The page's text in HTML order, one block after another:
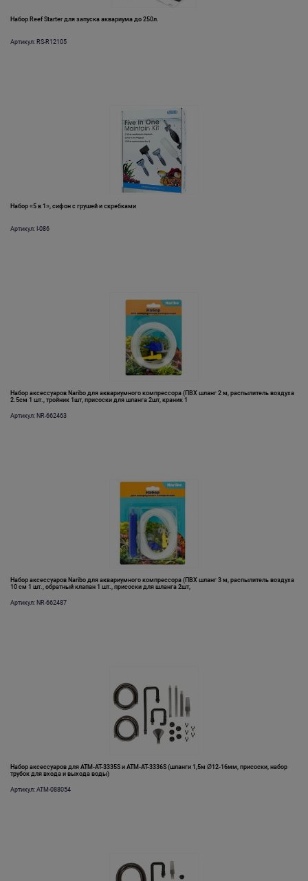
Набор Reef Starter для запуска аквариума до 250л.
Артикул: RS-R12105
Набор «5 в 1», сифон с грушей и скребками
Артикул: I-086
Набор аксессуаров Naribo для аквариумного компрессора (ПВХ шланг 2 м, распылитель воздуха
2.5см 1 шт., тройник 1шт, присоски для шланга 2шт, краник 1
Артикул: NR-662463
Набор аксессуаров Naribo для аквариумного компрессора (ПВХ шланг 3 м, распылитель воздуха
10 см 1 шт., обратный клапан 1 шт., присоски для шланга 2шт,
Артикул: NR-662487
Набор аксессуаров для ATM-AT-3335S и ATM-AT-3336S (шланги 1,5м Ø12-16мм, присоски, набор
трубок для входа и выхода воды)
Артикул: ATM-088054